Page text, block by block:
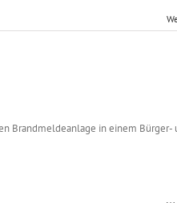
Brandmeldeanlage in einem Bürger-